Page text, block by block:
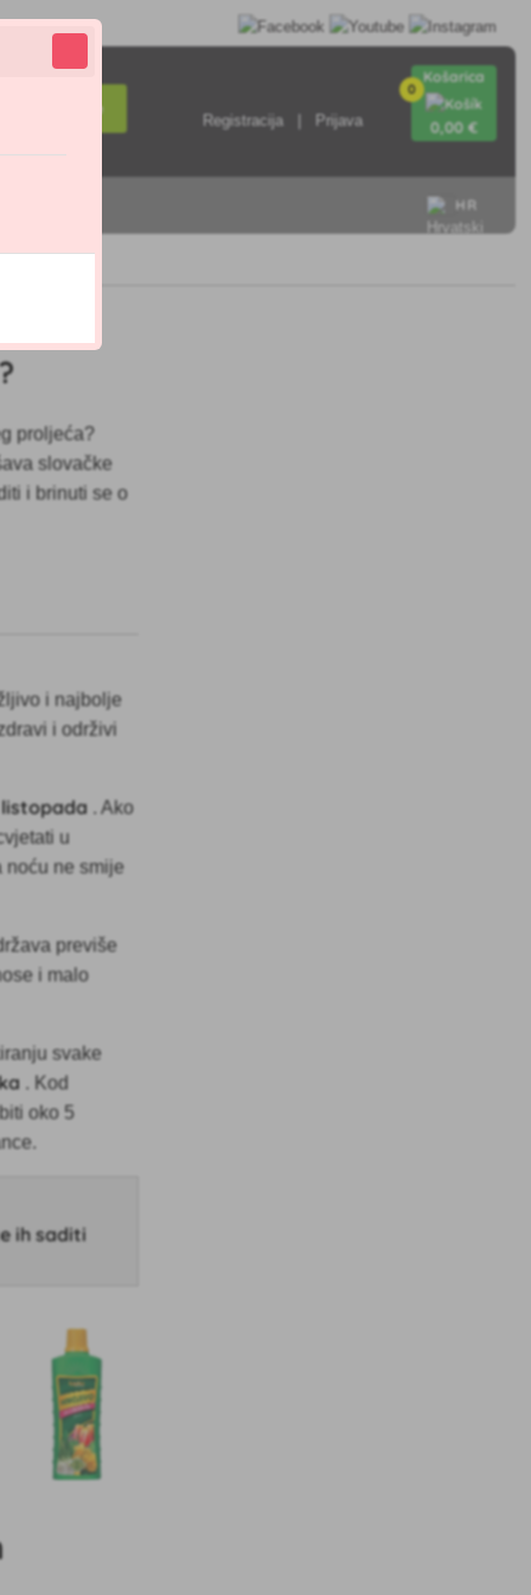
Pretraživanje
Registracija Prijava
0
Košarica
0,00 €
HR
proljeća?
slovačke
i brinuti se o
i najbolje
i održivi
. Ako
u
noću ne smije
previše
i malo
svake
. Kod
oko 5
ih saditi